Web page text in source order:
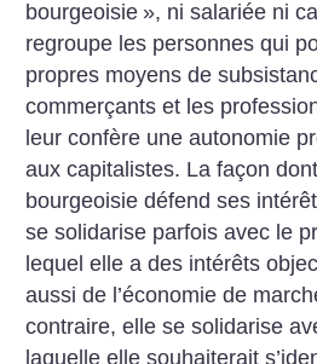
bourgeoisie », ni salariée ni
regroupe les personnes qui
propres moyens de
commerçants et les
leur confère une autonomie
aux capitalistes. La façon
bourgeoisie défend ses
se solidarise parfois avec le
lequel elle a des intérêts
aussi de l’économie de
contraire, elle se solidarise
laquelle elle souhaiterait